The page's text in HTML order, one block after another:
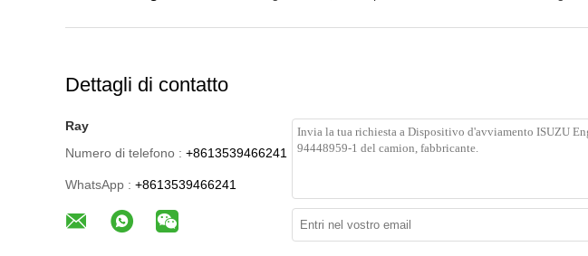
Dettagli di contatto
Ray
Numero di telefono : +8613539466241
WhatsApp : +8613539466241